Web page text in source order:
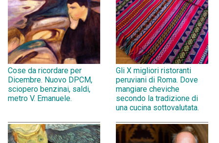
Cose da ricordare per
Dicembre. Nuovo DPCM,
sciopero benzinai, saldi,
metro V. Emanuele.
Gli X migliori ristoranti
peruviani di Roma. Dove
mangiare cheviche
secondo la tradizione di
una cucina sottovalutata.